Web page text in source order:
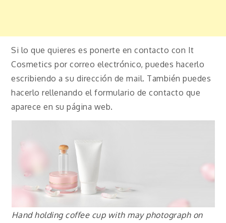
Si lo que quieres es ponerte en contacto con It
Cosmetics por correo electrónico, puedes hacerlo
escribiendo a su dirección de mail. También puedes
hacerlo rellenando el formulario de contacto que
aparece en su página web.
Hand holding coffee cup with may photograph on